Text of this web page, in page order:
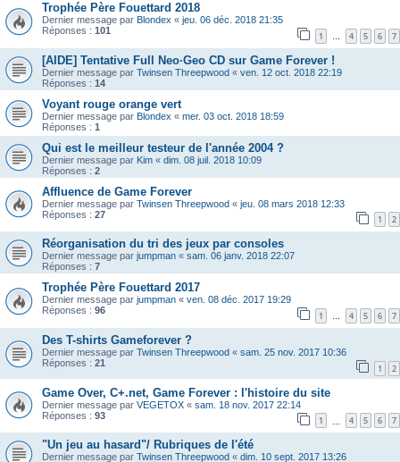
Trophée Père Fouettard 2018
Dernier message par Blondex « jeu. 06 déc. 2018 21:35
Réponses : 101 1 … 4 5 6 7
[AIDE] Tentative Full Neo·Geo CD sur Game Forever !
Dernier message par Twinsen Threepwood « ven. 12 oct. 2018 22:19
Réponses : 14
Voyant rouge orange vert
Dernier message par Blondex « mer. 03 oct. 2018 18:59
Réponses : 1
Qui est le meilleur testeur de l'année 2004 ?
Dernier message par Kim « dim. 08 juil. 2018 10:09
Réponses : 2
Affluence de Game Forever
Dernier message par Twinsen Threepwood « jeu. 08 mars 2018 12:33
Réponses : 27 1 2
Réorganisation du tri des jeux par consoles
Dernier message par jumpman « sam. 06 janv. 2018 22:07
Réponses : 7
Trophée Père Fouettard 2017
Dernier message par jumpman « ven. 08 déc. 2017 19:29
Réponses : 96 1 … 4 5 6 7
Des T-shirts Gameforever ?
Dernier message par Twinsen Threepwood « sam. 25 nov. 2017 10:36
Réponses : 21 1 2
Game Over, C+.net, Game Forever : l'histoire du site
Dernier message par VEGETOX « sam. 18 nov. 2017 22:14
Réponses : 93 1 4 5 6 7
"Un jeu au hasard"/ Rubriques de l'été
Dernier message par Twinsen Threepwood « dim. 10 sept. 2017 13:26